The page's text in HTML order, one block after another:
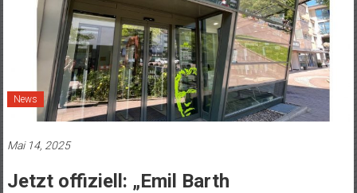
News
Mai 14, 2025
Jetzt offiziell: „Emil Barth